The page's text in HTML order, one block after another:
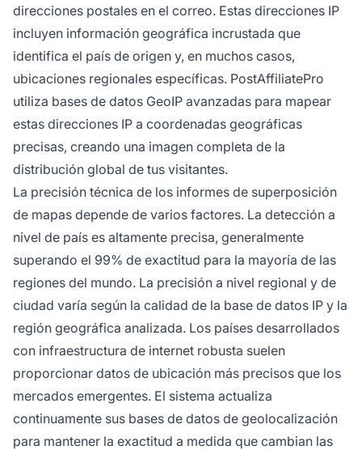
direcciones postales en el correo. Estas direcciones IP
incluyen información geográfica incrustada que
identifica el país de origen y, en muchos casos,
ubicaciones regionales específicas. PostAffiliatePro
utiliza bases de datos GeoIP avanzadas para mapear
estas direcciones IP a coordenadas geográficas
precisas, creando una imagen completa de la
distribución global de tus visitantes.
La precisión técnica de los informes de superposición
de mapas depende de varios factores. La detección a
nivel de país es altamente precisa, generalmente
superando el 99% de exactitud para la mayoría de las
regiones del mundo. La precisión a nivel regional y de
ciudad varía según la calidad de la base de datos IP y la
región geográfica analizada. Los países desarrollados
con infraestructura de internet robusta suelen
proporcionar datos de ubicación más precisos que los
mercados emergentes. El sistema actualiza
continuamente sus bases de datos de geolocalización
para mantener la exactitud a medida que cambian las